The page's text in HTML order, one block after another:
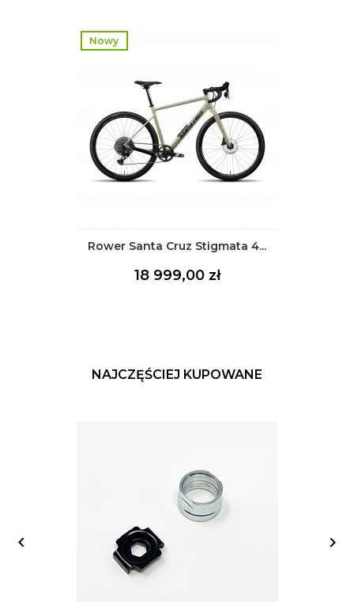
Rower Santa Cruz Stigmata 4...
Cena
18 999,00 zł
Nowy
NAJCZĘŚCIEJ KUPOWANE
 